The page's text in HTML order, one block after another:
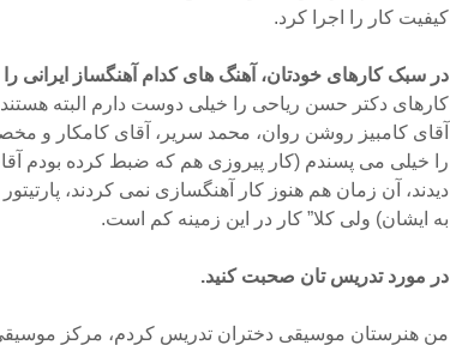
کیفیت کار را اجرا کرد.
در سبک کارهای خودتان، آهنگ های کدام آهنگساز ایرانی
کارهای دکتر حسن ریاحی را خیلی دوست دارم البته
آقای کامبیز روشن روان، محمد سریر، آقای کامکار و
را خیلی می پسندم (کار پیروزی هم که ضبط کرده بودم
دیدند، آن زمان هم هنوز کار آهنگسازی نمی کردند،
به ایشان) ولی کلا” کار در این زمینه کم است.
در مورد تدریس تان صحبت کنید.
من هنرستان موسیقی دختران تدریس کردم، مرکز